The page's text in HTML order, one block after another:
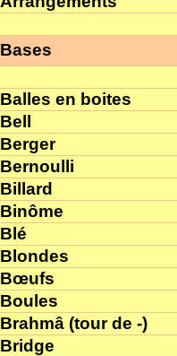
Bases
Balles en boites
Bell
Berger
Bernoulli
Billard
Binôme
Blé
Blondes
Bœufs
Boules
Brahmâ (tour de -)
Bridge